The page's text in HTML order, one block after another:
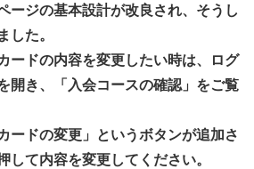
ージの基本設計が改良され、そうし
した。
ードの内容を変更したい時は、ログ
開き、「入会コースの確認」をご覧
ードの変更」というボタンが追加さ
して内容を変更してください。